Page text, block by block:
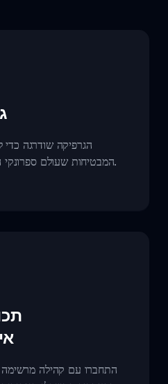
הגרפיקה שודרגה כדי
המבטיחות שעולם ספרונקי החי יכבוש את השחקנים.
התחברו עם קהילה